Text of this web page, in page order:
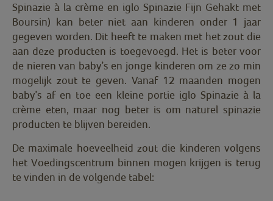
Spinazie à la crème en iglo Spinazie Fijn Gehakt met
Boursin) kan beter niet aan kinderen onder 1 jaar
gegeven worden. Dit heeft te maken met het zout die
aan deze producten is toegevoegd. Het is beter voor
de nieren van baby’s en jonge kinderen om ze zo min
mogelijk zout te geven. Vanaf 12 maanden mogen
baby’s af en toe een kleine portie iglo Spinazie à la
crème eten, maar nog beter is om naturel spinazie
producten te blijven bereiden.
De maximale hoeveelheid zout die kinderen volgens
het Voedingscentrum binnen mogen krijgen is terug
te vinden in de volgende tabel: